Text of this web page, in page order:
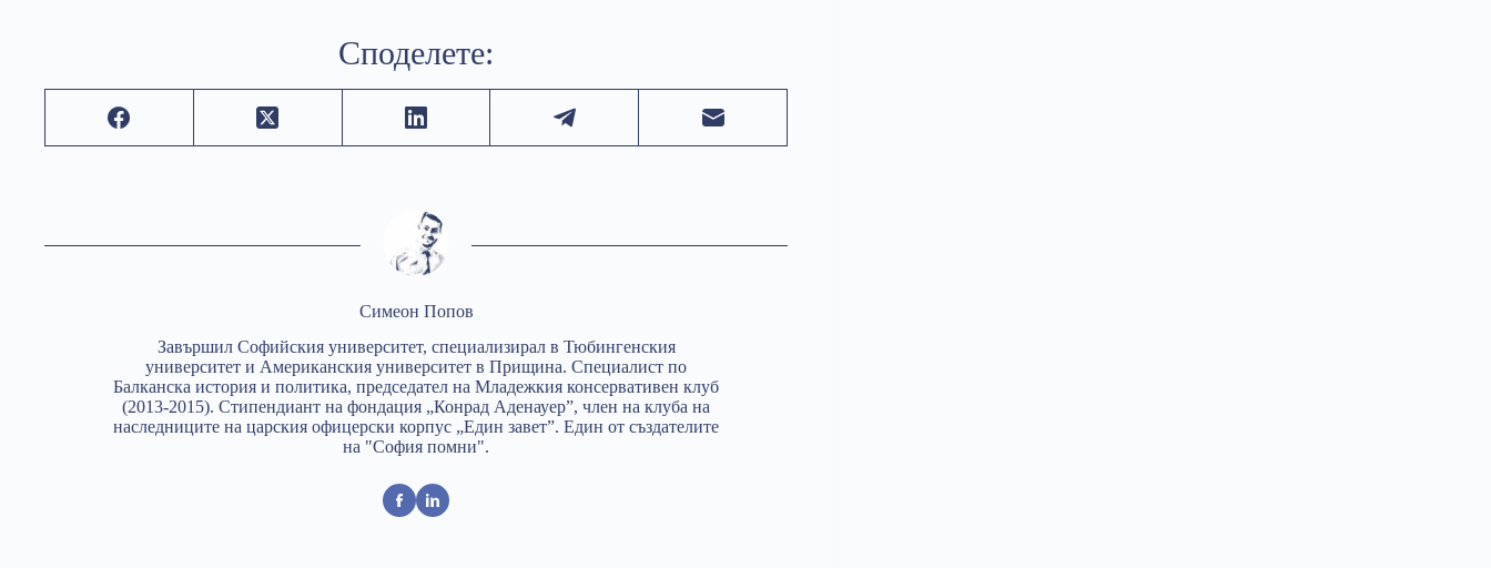
Споделете:
Симеон Попов
Завършил Софийския университет, специализирал в Тюбингенския
университет и Американския университет в Прищина. Специалист по
Балканска история и политика, председател на Младежкия консервативен клуб
(2013-2015). Стипендиант на фондация „Конрад Аденауер”, член на клуба на
наследниците на царския офицерски корпус „Един завет”. Един от създателите
на "София помни".